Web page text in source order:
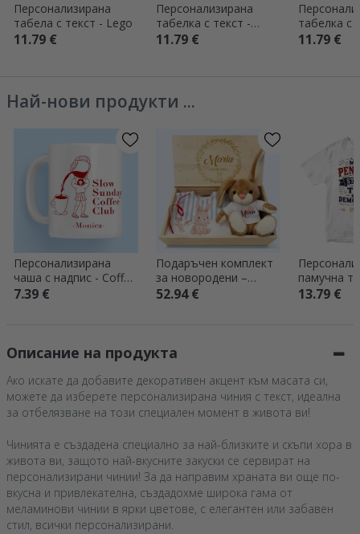
Персонализирана
табела с текст - Lego
11.79 €
Персонализирана
табелка с текст -
Обичам котките
11.79 €
табелка с
Весела
11.79 €
Най-нови продукти ...
Персонализирана
чаша с надпис - Coffee
Club
7.39 €
Подаръчен комплект
за новородени –
момиченце
52.94 €
памучна
надпис –
13.79 €
Описание на продукта
Ако искате да добавите декоративен акцент към масата си,
можете да изберете персонализирана чиния с текст, идеална
за отбелязване на този специален момент в живота ви!
Чинията е създадена специално за най-близките и скъпи хора в
живота ви, защото най-вкусните закуски се сервират на
персонализирани чинии! За да направим храната ви още по-
вкусна и привлекателна, създадохме широка гама от
меламинови чинии в ярки цветове, с елегантен или забавен
стил, всички персонализирани.